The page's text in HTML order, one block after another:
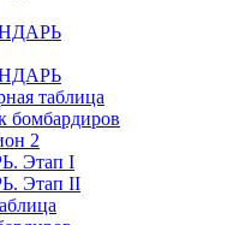
таблица
бомбардиров
2
Этап I
Этап II